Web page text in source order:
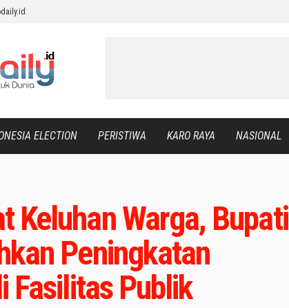
ELECTION PERISTIWA KARO RAYA NASIONAL
Keluhan Warga, Bupati
Peningkatan
Fasilitas Publik